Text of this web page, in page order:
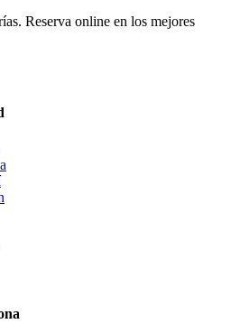
Reserva online en los mejores